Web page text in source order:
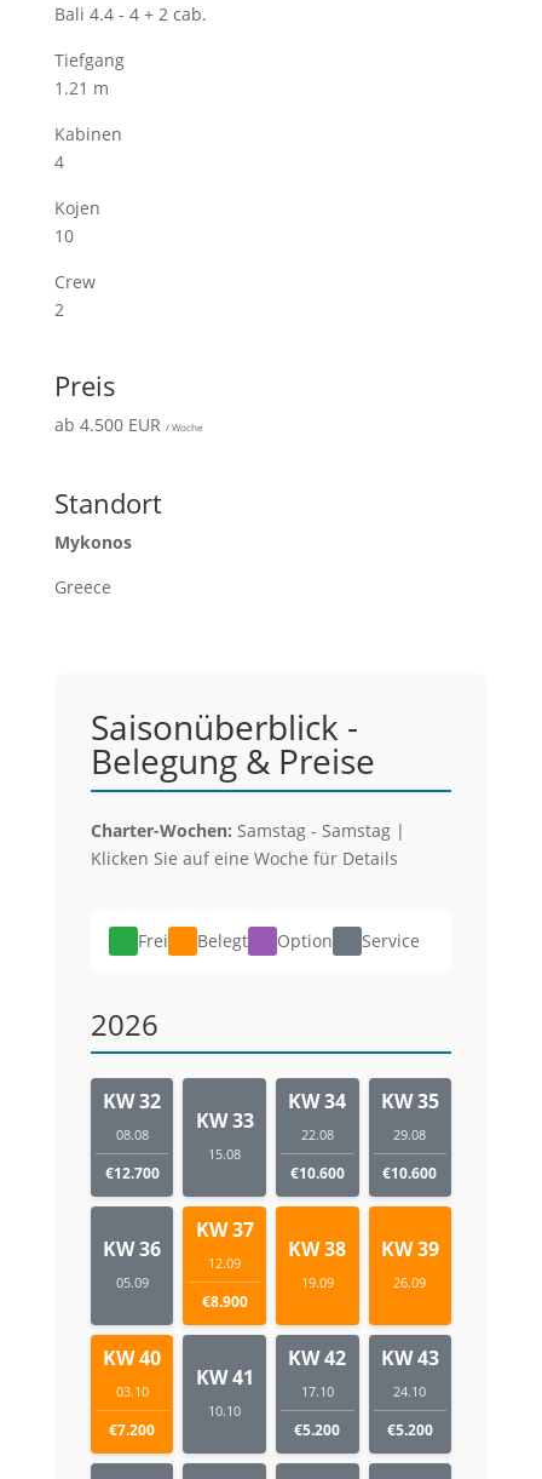
Bali 4.4 - 4 + 2 cab.
Tiefgang
1.21 m
Kabinen
4
Kojen
10
Crew
2
Preis
ab 4.500 EUR / Woche
Standort
Mykonos
Greece
Saisonüberblick -
Belegung & Preise
Charter-Wochen: Samstag - Samstag |
Klicken Sie auf eine Woche für Details
Frei Belegt Option Service
2026
KW 32
08.08
€12.700
KW 33
15.08
KW 34
22.08
€10.600
KW 35
29.08
€10.600
KW 36
05.09
KW 37
12.09
€8.900
KW 38
19.09
KW 39
26.09
KW 40
03.10
€7.200
KW 41
10.10
KW 42
17.10
€5.200
KW 43
24.10
€5.200